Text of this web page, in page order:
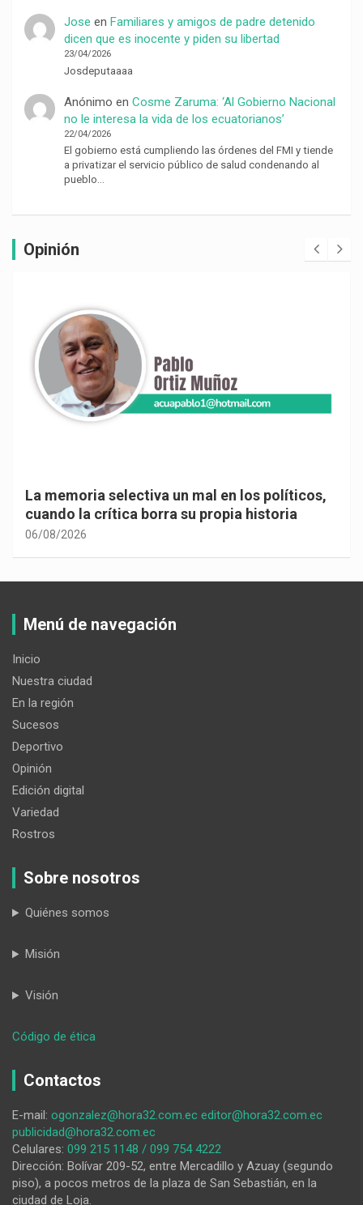
Jose en Familiares y amigos de padre detenido
dicen que es inocente y piden su libertad
23/04/2026
Josdeputaaaa
Anónimo en Cosme Zaruma: ‘Al Gobierno Nacional
no le interesa la vida de los ecuatorianos’
22/04/2026
El gobierno está cumpliendo las órdenes del FMI y tiende
a privatizar el servicio público de salud condenando al
pueblo…
Opinión
La memoria selectiva un mal en los políticos,
cuando la crítica borra su propia historia
06/08/2026
Menú de navegación
Inicio
Nuestra ciudad
En la región
Sucesos
Deportivo
Opinión
Edición digital
Variedad
Rostros
Sobre nosotros
Quiénes somos
Misión
Visión
Código de ética
arterial
afecta
a
los
jóvenes
Contactos
E-mail: ogonzalez@hora32.com.ec editor@hora32.com.ec
publicidad@hora32.com.ec
Celulares: 099 215 1148 / 099 754 4222
Dirección: Bolívar 209-52, entre Mercadillo y Azuay (segundo
piso), a pocos metros de la plaza de San Sebastián, en la
ciudad de Loja.